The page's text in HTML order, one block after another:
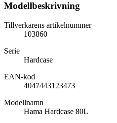
Modellbeskrivning
Tillverkarens artikelnummer
103860
Serie
Hardcase
EAN-kod
4047443123473
Modellnamn
Hama Hardcase 80L